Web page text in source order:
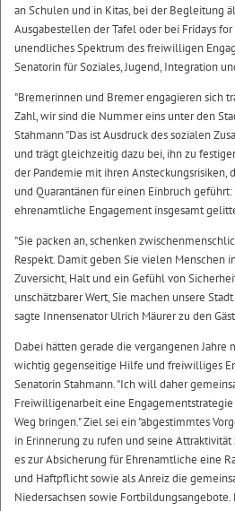
an Schulen und in Kitas, bei der Begleitung
Ausgabestellen der Tafel oder bei Fridays
unendliches Spektrum des freiwilligen
Senatorin für Soziales, Jugend, Integration
"Bremerinnen und Bremer engagieren sich
Zahl, wir sind die Nummer eins unter den
Stahmann "Das ist Ausdruck des sozialen
und trägt gleichzeitig dazu bei, ihn zu
der Pandemie mit ihren Ansteckungsrisiken,
und Quarantänen für einen Einbruch geführt:
ehrenamtliche Engagement insgesamt
"Sie packen an, schenken
Respekt. Damit geben Sie vielen Menschen
Zuversicht, Halt und ein Gefühl von
unschätzbarer Wert, Sie machen unsere
sagte Innensenator Ulrich Mäurer zu den
Dabei hätten gerade die vergangenen Jahre
wichtig gegenseitige Hilfe und freiwilliges
Senatorin Stahmann. "Ich will daher
Freiwilligenarbeit eine
Weg bringen." Ziel sei ein "abgestimmtes
in Erinnerung zu rufen und seine Attraktivität
es zur Absicherung für Ehrenamtliche eine
und Haftpflicht sowie als Anreiz die
Niedersachsen sowie Fortbildungsangebote.